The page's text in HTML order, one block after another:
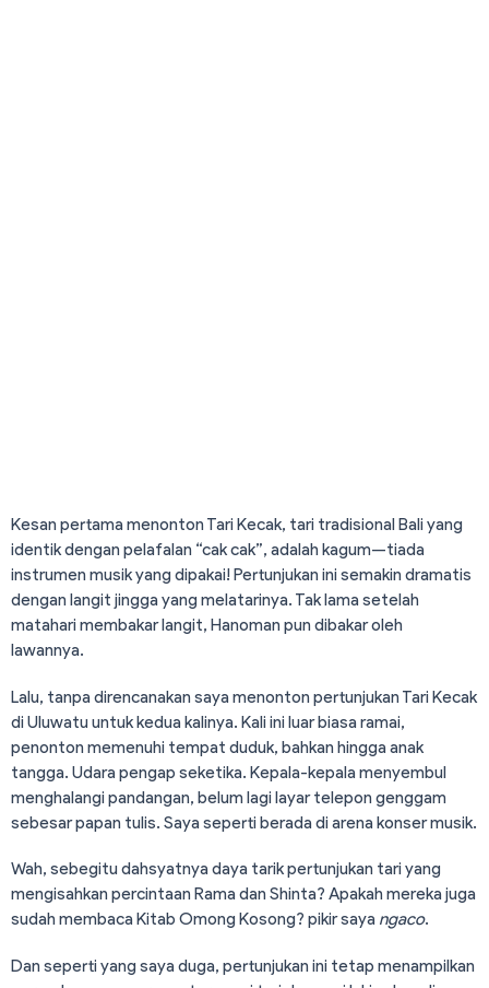
Kesan pertama menonton Tari Kecak, tari tradisional Bali yang
identik dengan pelafalan “cak cak”, adalah kagum—tiada
instrumen musik yang dipakai! Pertunjukan ini semakin dramatis
dengan langit jingga yang melatarinya. Tak lama setelah
matahari membakar langit, Hanoman pun dibakar oleh
lawannya.
Lalu, tanpa direncanakan saya menonton pertunjukan Tari Kecak
di Uluwatu untuk kedua kalinya. Kali ini luar biasa ramai,
penonton memenuhi tempat duduk, bahkan hingga anak
tangga. Udara pengap seketika. Kepala-kepala menyembul
menghalangi pandangan, belum lagi layar telepon genggam
sebesar papan tulis. Saya seperti berada di arena konser musik.
Wah, sebegitu dahsyatnya daya tarik pertunjukan tari yang
mengisahkan percintaan Rama dan Shinta? Apakah mereka juga
sudah membaca Kitab Omong Kosong? pikir saya ngaco.
Dan seperti yang saya duga, pertunjukan ini tetap menampilkan